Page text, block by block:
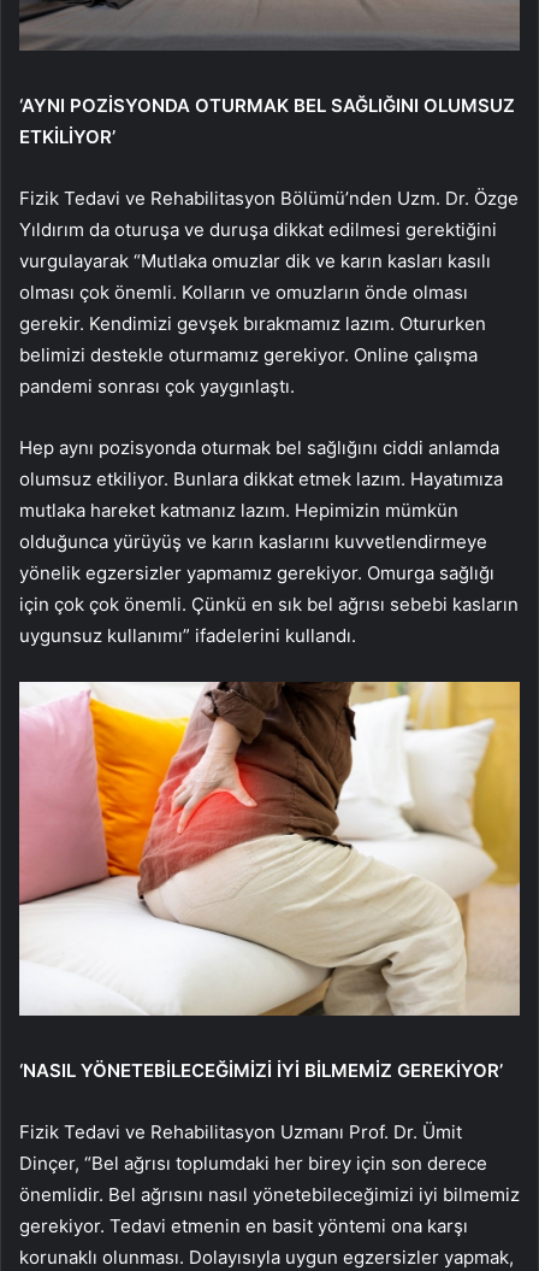
‘AYNI POZİSYONDA OTURMAK BEL SAĞLIĞINI OLUMSUZ
ETKİLİYOR’
Fizik Tedavi ve Rehabilitasyon Bölümü’nden Uzm. Dr. Özge
Yıldırım da oturuşa ve duruşa dikkat edilmesi gerektiğini
vurgulayarak “Mutlaka omuzlar dik ve karın kasları kasılı
olması çok önemli. Kolların ve omuzların önde olması
gerekir. Kendimizi gevşek bırakmamız lazım. Otururken
belimizi destekle oturmamız gerekiyor. Online çalışma
pandemi sonrası çok yaygınlaştı.
Hep aynı pozisyonda oturmak bel sağlığını ciddi anlamda
olumsuz etkiliyor. Bunlara dikkat etmek lazım. Hayatımıza
mutlaka hareket katmanız lazım. Hepimizin mümkün
olduğunca yürüyüş ve karın kaslarını kuvvetlendirmeye
yönelik egzersizler yapmamız gerekiyor. Omurga sağlığı
için çok çok önemli. Çünkü en sık bel ağrısı sebebi kasların
uygunsuz kullanımı” ifadelerini kullandı.
‘NASIL YÖNETEBİLECEĞİMİZİ İYİ BİLMEMİZ GEREKİYOR’
Fizik Tedavi ve Rehabilitasyon Uzmanı Prof. Dr. Ümit
Dinçer, “Bel ağrısı toplumdaki her birey için son derece
önemlidir. Bel ağrısını nasıl yönetebileceğimizi iyi bilmemiz
gerekiyor. Tedavi etmenin en basit yöntemi ona karşı
korunaklı olunması. Dolayısıyla uygun egzersizler yapmak,